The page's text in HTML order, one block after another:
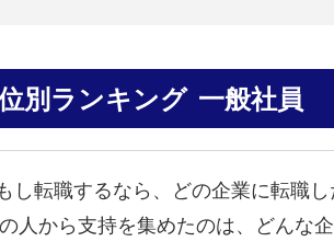
別ランキング 一般社員
し転職するなら、どの企業に転職
人から支持を集めたのは、どんな企